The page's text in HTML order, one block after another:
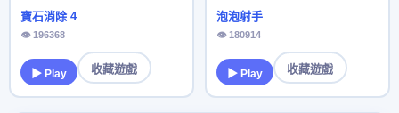
寶石消除 4
👁 196368
▶ Play 收藏遊戲
泡泡射手
👁 180914
▶ Play 收藏遊戲